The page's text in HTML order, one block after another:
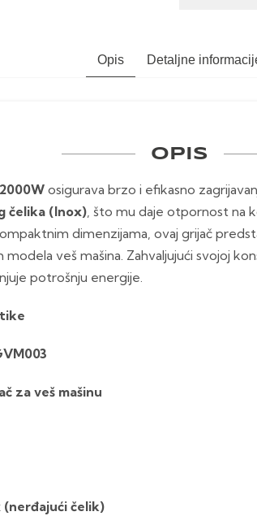
Opis Detaljne
OPIS
2000W osigurava brzo i efikasno
čelika (Inox) , što mu daje otpornost na
dimenzijama, ovaj grijač
modela veš mašina. Zahvaljujući svojoj
potrošnju energije.
za veš mašinu
(nerđajući čelik)